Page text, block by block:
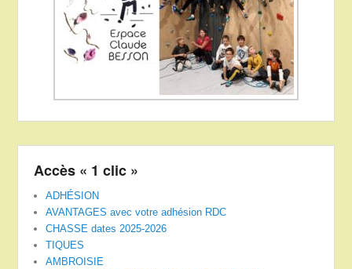
Accès « 1 clic »
ADHÉSION
AVANTAGES avec votre adhésion RDC
CHASSE dates 2025-2026
TIQUES
AMBROISIE